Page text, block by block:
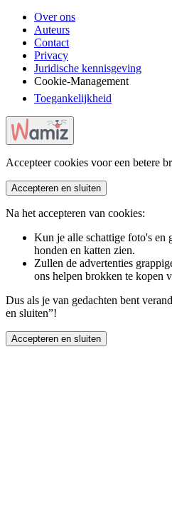
Over ons
Auteurs
Contact
Privacy
Juridische kennisgeving
Cookie-Management
Toegankelijkheid
Accepteer cookies voor een betere
Accepteren en sluiten
Na het accepteren van cookies:
Kun je alle schattige foto's en
honden en katten zien.
Zullen de advertenties
ons helpen brokken te kopen
Dus als je van gedachten bent
en sluiten”!
Accepteren en sluiten